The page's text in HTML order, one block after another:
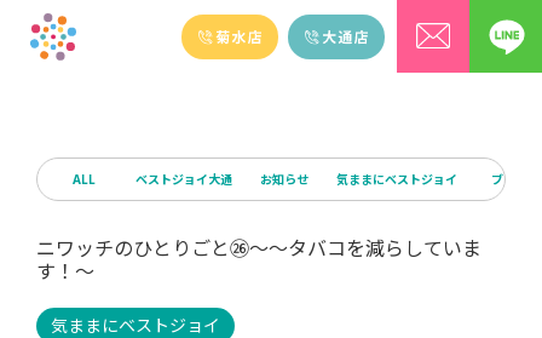
ALL ベストジョイ大通 お知らせ 気ままにベストジョイ ブログ
ニワッチのひとりごと㉖～～タバコを減らしていま
す！～
気ままにベストジョイ